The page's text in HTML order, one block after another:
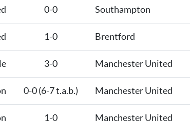
0-0 Southampton
1-0 Brentford
3-0 Manchester United
0-0 (6-7 t.a.b.) Manchester United
1-0 Manchester United